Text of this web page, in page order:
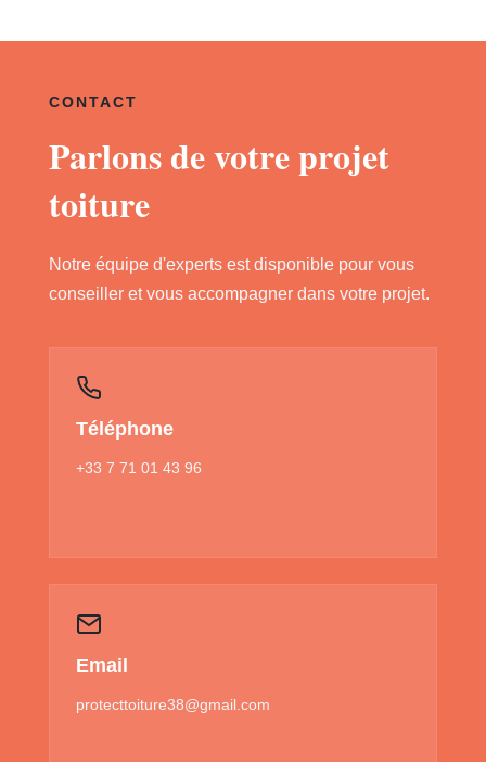
CONTACT
Parlons de votre projet
toiture
Notre équipe d'experts est disponible pour vous
conseiller et vous accompagner dans votre projet.
Téléphone
+33 7 71 01 43 96
Email
protecttoiture38@gmail.com